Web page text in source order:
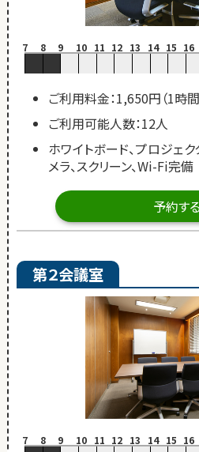
7 8 9 10 11 12 13 14 15 16
ご利用料金：1,650円（1時間
ご利用可能人数：12人
ホワイトボード、プロジェ
メラ、スクリーン、Wi-Fi完備
予約する
第２会議室
7 8 9 10 11 12 13 14 15 16